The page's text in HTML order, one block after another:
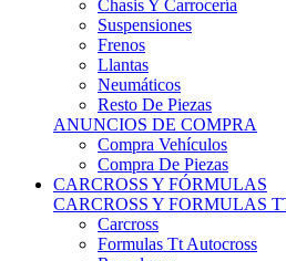
Frenos
Llantas
Neumáticos
Resto De Piezas
ANUNCIOS DE COMPRA
Compra Vehículos
Compra De Piezas
CARCROSS Y FÓRMULAS
CARCROSS Y FORMULAS TT
Carcross
Formulas Tt Autocross
Remolques
PIEZAS Y EQUIPACIONES